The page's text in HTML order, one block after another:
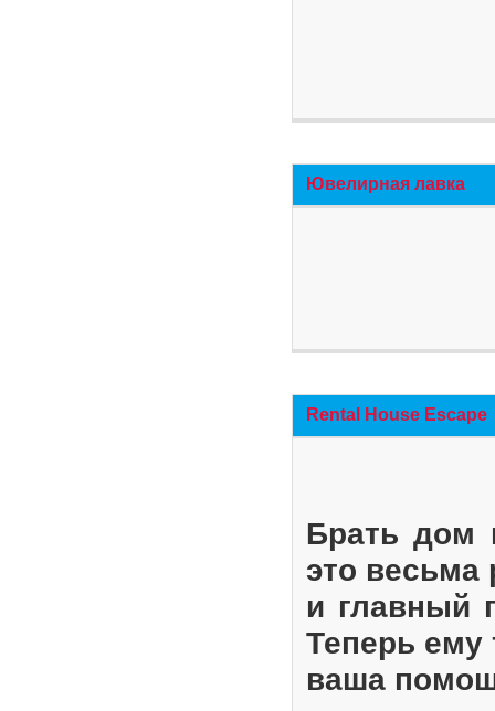
Ювелирная лавка
Rental House Escape
Брать дом
это весьма
и главный
Теперь ему
ваша